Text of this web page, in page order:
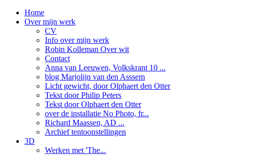
Home
Over mijn werk
CV
Info over mijn werk
Robin Kolleman Over wit
Contact
Anna van Leeuwen, Volkskrant 10 ...
blog Marjolijn van den Asssem
Licht gewicht, door Olphaert den Otter
Tekst door Philip Peters
Tekst door Olphaert den Otter
over de installatie No Photo, fr...
Richard Maassen, AD ...
Archief tentoonstellingen
3D
Werken met 'The...